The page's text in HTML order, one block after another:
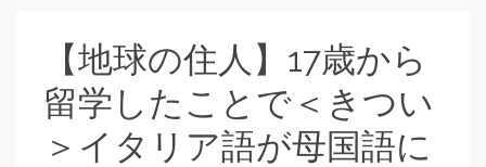
【地球の住人】17歳から
留学したことで＜きつい
＞イタリア語が母国語に